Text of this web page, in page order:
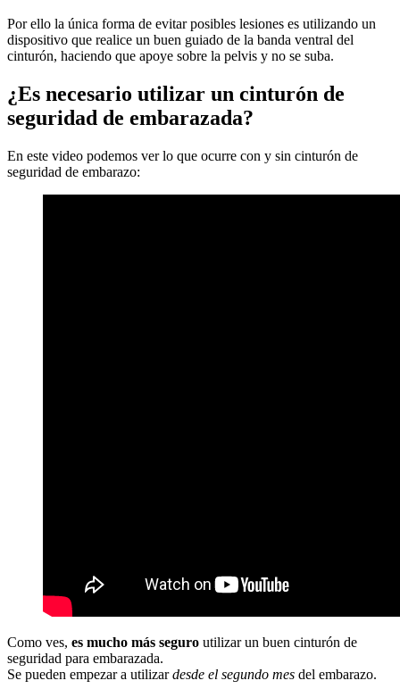
Por ello la única forma de evitar posibles lesiones es utilizando un
dispositivo que realice un buen guiado de la banda ventral del
cinturón, haciendo que apoye sobre la pelvis y no se suba.
¿Es necesario utilizar un cinturón de
seguridad de embarazada?
En este video podemos ver lo que ocurre con y sin cinturón de
seguridad de embarazo:
Como ves, es mucho más seguro utilizar un buen cinturón de
seguridad para embarazada.
Se pueden empezar a utilizardesde el segundo mes del embarazo.